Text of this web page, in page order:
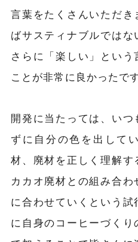
言葉をたくさんいただ
ばサスティナブルでは
さらに「楽しい」とい
ことが非常に良かったです
開発に当たっては、い
ずに自分の色を出して
材、廃材を正しく理解す
カカオ廃材との組み合わ
に合わせていくという試
に自身のコーヒーづく